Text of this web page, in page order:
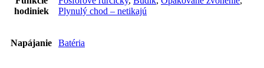
hodiniek
Plynulý chod – netikajú
Napájanie Batéria